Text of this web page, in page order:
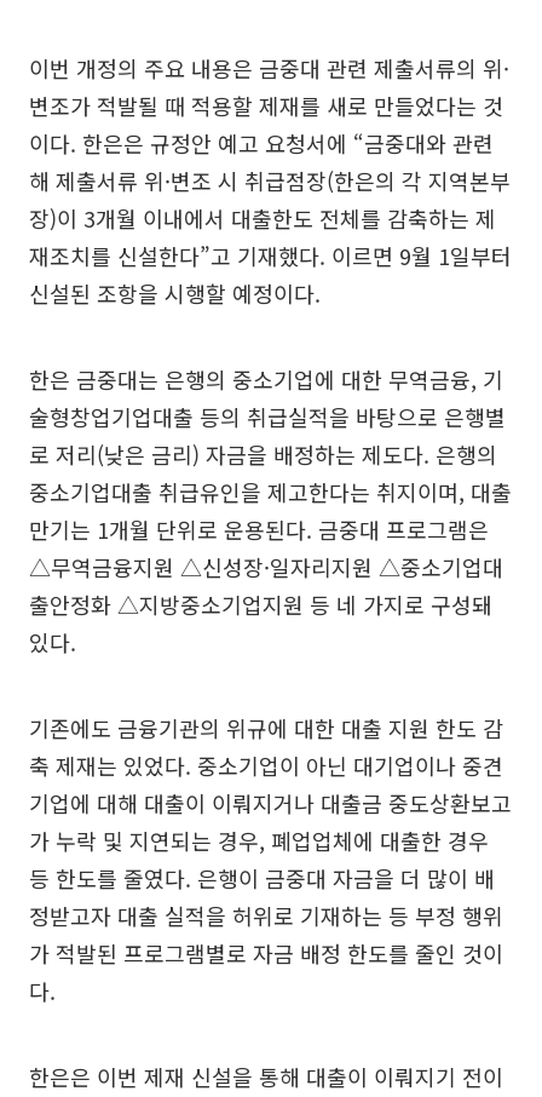
이번 개정의 주요 내용은 금중대 관련 제출서류의 위·
변조가 적발될 때 적용할 제재를 새로 만들었다는 것
이다. 한은은 규정안 예고 요청서에 “금중대와 관련
해 제출서류 위·변조 시 취급점장(한은의 각 지역본부
장)이 3개월 이내에서 대출한도 전체를 감축하는 제
재조치를 신설한다”고 기재했다. 이르면 9월 1일부터
신설된 조항을 시행할 예정이다.
한은 금중대는 은행의 중소기업에 대한 무역금융, 기
술형창업기업대출 등의 취급실적을 바탕으로 은행별
로 저리(낮은 금리) 자금을 배정하는 제도다. 은행의
중소기업대출 취급유인을 제고한다는 취지이며, 대출
만기는 1개월 단위로 운용된다. 금중대 프로그램은
△무역금융지원 △신성장·일자리지원 △중소기업대
출안정화 △지방중소기업지원 등 네 가지로 구성돼
있다.
기존에도 금융기관의 위규에 대한 대출 지원 한도 감
축 제재는 있었다. 중소기업이 아닌 대기업이나 중견
기업에 대해 대출이 이뤄지거나 대출금 중도상환보고
가 누락 및 지연되는 경우, 폐업업체에 대출한 경우
등 한도를 줄였다. 은행이 금중대 자금을 더 많이 배
정받고자 대출 실적을 허위로 기재하는 등 부정 행위
가 적발된 프로그램별로 자금 배정 한도를 줄인 것이
다.
한은은 이번 제재 신설을 통해 대출이 이뤄지기 전이